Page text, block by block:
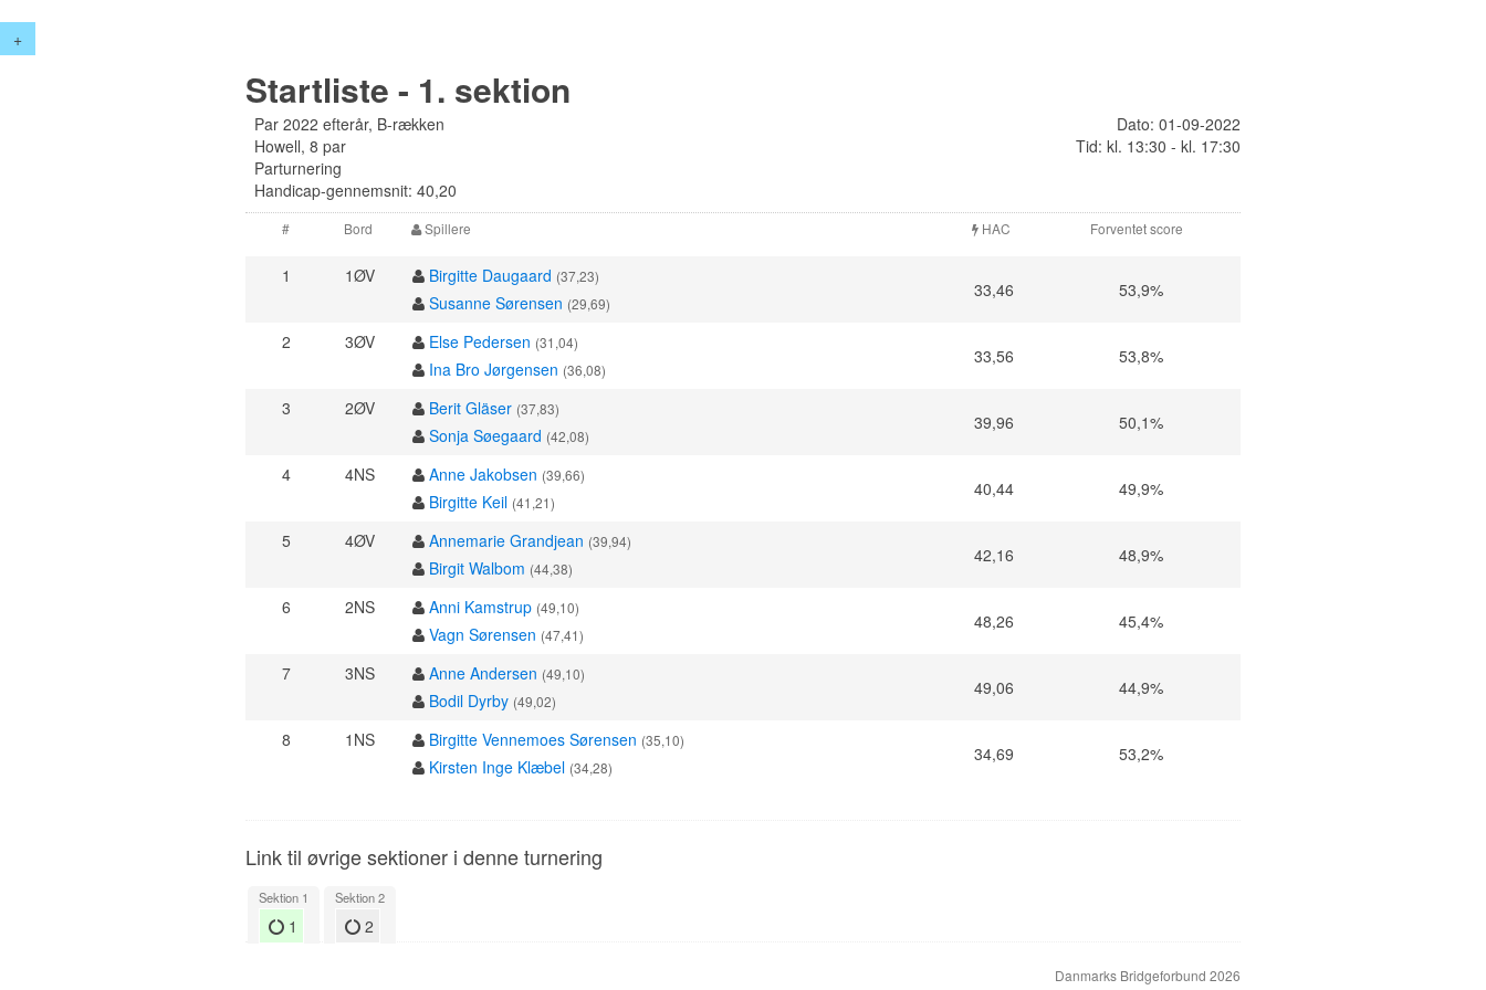
+
Startliste - 1. sektion
Par 2022 efterår, B-rækken
Howell, 8 par
Parturnering
Handicap-gennemsnit: 40,20
Dato: 01-09-2022
Tid: kl. 13:30 - kl. 17:30
# Bord Spillere HAC Forventet score
1 1ØV Birgitte Daugaard (37,23)
Susanne Sørensen (29,69)
33,46 53,9%
2 3ØV Else Pedersen (31,04)
Ina Bro Jørgensen (36,08)
33,56 53,8%
3 2ØV Berit Gläser (37,83)
Sonja Søegaard (42,08)
39,96 50,1%
4 4NS Anne Jakobsen (39,66)
Birgitte Keil (41,21)
40,44 49,9%
5 4ØV Annemarie Grandjean (39,94)
Birgit Walbom (44,38)
42,16 48,9%
6 2NS Anni Kamstrup (49,10)
Vagn Sørensen (47,41)
48,26 45,4%
7 3NS Anne Andersen (49,10)
Bodil Dyrby (49,02)
49,06 44,9%
8 1NS Birgitte Vennemoes Sørensen (35,10)
Kirsten Inge Klæbel (34,28)
34,69 53,2%
Link til øvrige sektioner i denne turnering
Sektion 1
1
Sektion 2
2
Danmarks Bridgeforbund 2026